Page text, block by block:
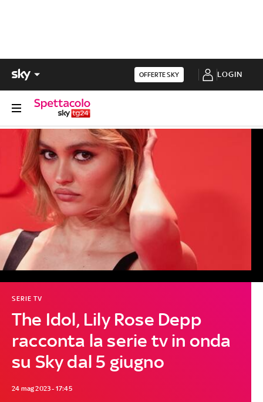
OFFERTE SKY LOGIN
The Idol, Lily Rose Depp
racconta la serie tv in onda
su Sky dal 5 giugno
SERIE TV
24 mag 2023 - 17:45